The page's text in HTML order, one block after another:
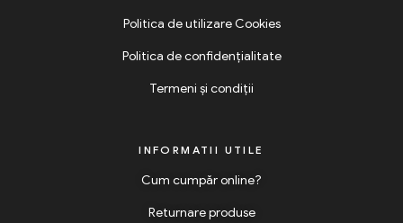
Politica de utilizare Cookies
Politica de confidențialitate
Termeni și condiții
INFORMATII UTILE
Cum cumpăr online?
Returnare produse